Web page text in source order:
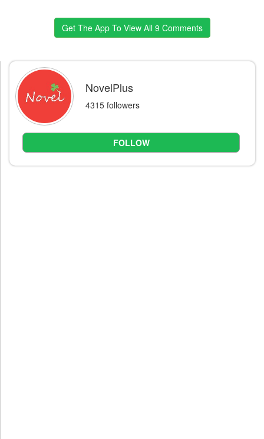
Get The App To View All 9 Comments
NovelPlus
4315 followers
FOLLOW